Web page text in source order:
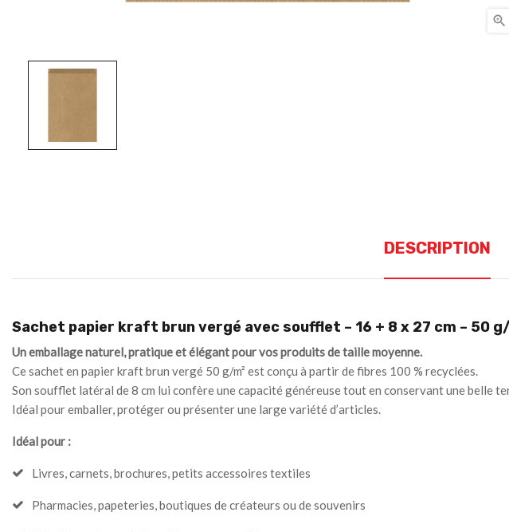

DESCRIPTION
Sachet papier kraft brun vergé avec soufflet – 16 + 8 x 27 cm – 50 g/
Un emballage naturel, pratique et élégant pour vos produits de taille moyenne.
Ce sachet en papier kraft brun vergé 50 g/m² est conçu à partir de fibres 100 % recyclées.
Son soufflet latéral de 8 cm lui confère une capacité généreuse tout en conservant une belle
Idéal pour emballer, protéger ou présenter une large variété d’articles.
Idéal pour :
Livres, carnets, brochures, petits accessoires textiles
Pharmacies, papeteries, boutiques de créateurs ou de souvenirs